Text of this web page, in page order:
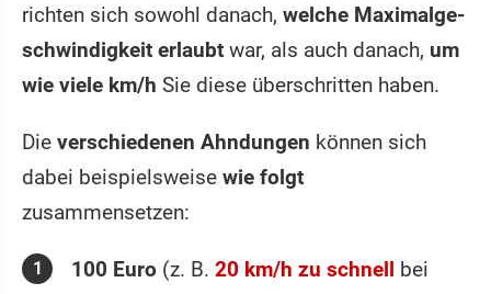
richten sich sowohl danach, welche Maximalge­
schwindigkeit erlaubt war, als auch danach, um
wie viele km/h Sie diese überschritten haben.
Die verschiedenen Ahndungen können sich
dabei beispielsweise wie folgt
zusammensetzen:
100 Euro (z. B. 20 km/h zu schnell bei